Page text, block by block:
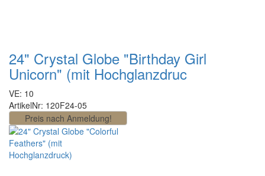
24" Crystal Globe "Birthday Girl
Unicorn" (mit Hochglanzdruc
VE: 10
ArtikelNr: 120F24-05